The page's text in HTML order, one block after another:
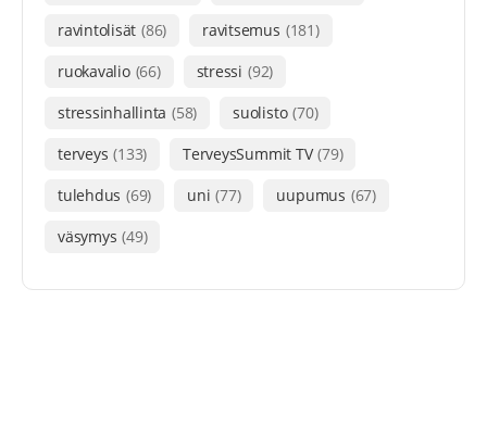
ravintolisät (86) ravitsemus (181)
ruokavalio (66) stressi (92)
stressinhallinta (58) suolisto (70)
terveys (133) TerveysSummit TV (79)
tulehdus (69) uni (77) uupumus (67)
väsymys (49)